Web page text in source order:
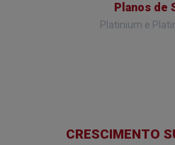
Planos de
Platinium e
CRESCIMENTO